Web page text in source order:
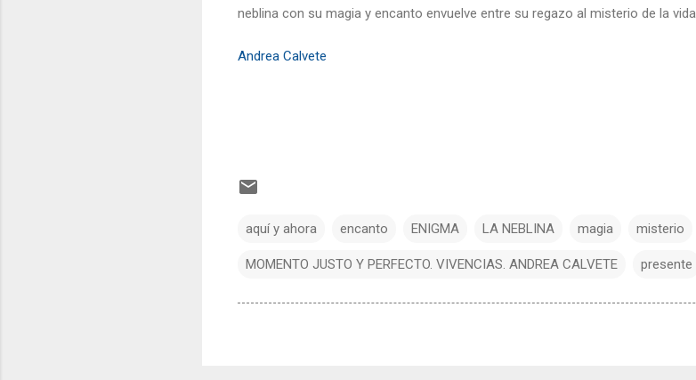
neblina con su magia y encanto envuelve entre su regazo al misterio de la vida.
Andrea Calvete
aquí y ahora encanto ENIGMA LA NEBLINA magia misterio
MOMENTO JUSTO Y PERFECTO. VIVENCIAS. ANDREA CALVETE presente